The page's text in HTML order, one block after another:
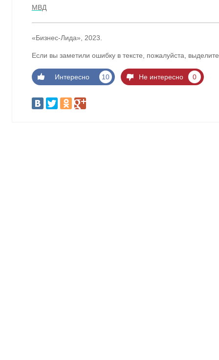
МВД
«Бизнес-Лида», 2023.
Если вы заметили ошибку в тексте, пожалуйста,
Интересно 10 Не интересно 0